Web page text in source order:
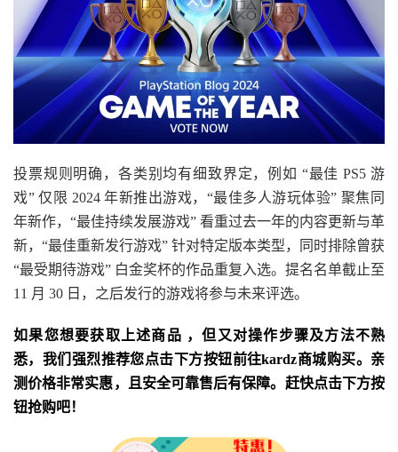
投票规则明确，各类别均有细致界定，例如 “最佳 PS5 游
戏” 仅限 2024 年新推出游戏，“最佳多人游玩体验” 聚焦同
年新作，“最佳持续发展游戏” 看重过去一年的内容更新与革
新，“最佳重新发行游戏” 针对特定版本类型，同时排除曾获
“最受期待游戏” 白金奖杯的作品重复入选。提名名单截止至
11 月 30 日，之后发行的游戏将参与未来评选。
如果您想要获取上述商品 ，但又对操作步骤及方法不熟
悉，我们强烈推荐您点击下方按钮前往kardz商城购买。亲
测价格非常实惠，且安全可靠售后有保障。赶快点击下方按
钮抢购吧！